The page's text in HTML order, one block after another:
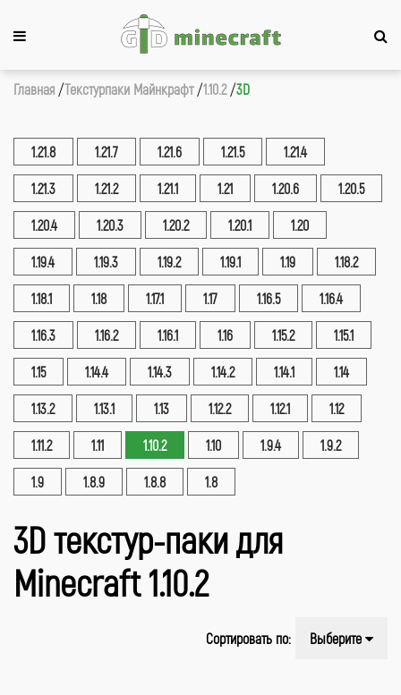
Главная Текстурпаки Майнкрафт 1.10.2 3D
1.21.8 1.21.7 1.21.6 1.21.5 1.21.4
1.21.3 1.21.2 1.21.1 1.21 1.20.6 1.20.5
1.20.4 1.20.3 1.20.2 1.20.1 1.20
1.19.4 1.19.3 1.19.2 1.19.1 1.19 1.18.2
1.18.1 1.18 1.17.1 1.17 1.16.5 1.16.4
1.16.3 1.16.2 1.16.1 1.16 1.15.2 1.15.1
1.15 1.14.4 1.14.3 1.14.2 1.14.1 1.14
1.13.2 1.13.1 1.13 1.12.2 1.12.1 1.12
1.11.2 1.11 1.10.2 1.10 1.9.4 1.9.2
1.9 1.8.9 1.8.8 1.8
3D текстур-паки для
Minecraft 1.10.2
Сортировать по: Выберите